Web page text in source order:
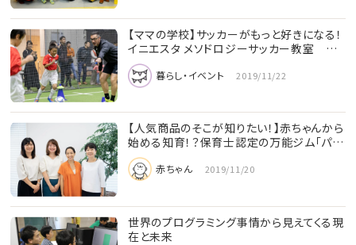
【ママの学校】サッカーがもっと好きになる！
イニエスタ メソドロジーサッカー教室 …
暮らし・イベント 2019/11/22
【人気商品のそこが知りたい！】赤ちゃんから
始める知育！？保育士認定の万能ジム「パ…
赤ちゃん 2019/11/20
世界のプログラミング事情から見えてくる現
在と未来